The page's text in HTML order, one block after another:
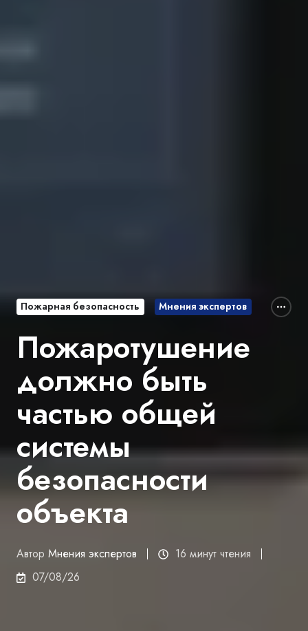
Пожарная безопасность Мнения экспертов
Пожаротушение
должно быть
частью общей
системы
безопасности
объекта
Автор Мнения экспертов
16 минут чтения
07/08/26